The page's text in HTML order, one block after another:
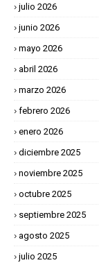
julio 2026
junio 2026
mayo 2026
abril 2026
marzo 2026
febrero 2026
enero 2026
diciembre 2025
noviembre 2025
octubre 2025
septiembre 2025
agosto 2025
julio 2025